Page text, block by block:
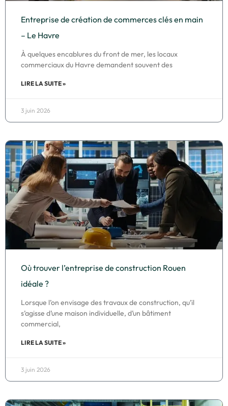
Entreprise de création de commerces clés en main
– Le Havre
À quelques encablures du front de mer, les locaux
commerciaux du Havre demandent souvent des
LIRE LA SUITE »
3 juin 2026
Où trouver l’entreprise de construction Rouen
idéale ?
Lorsque l’on envisage des travaux de construction, qu’il
s’agisse d’une maison individuelle, d’un bâtiment
commercial,
LIRE LA SUITE »
3 juin 2026